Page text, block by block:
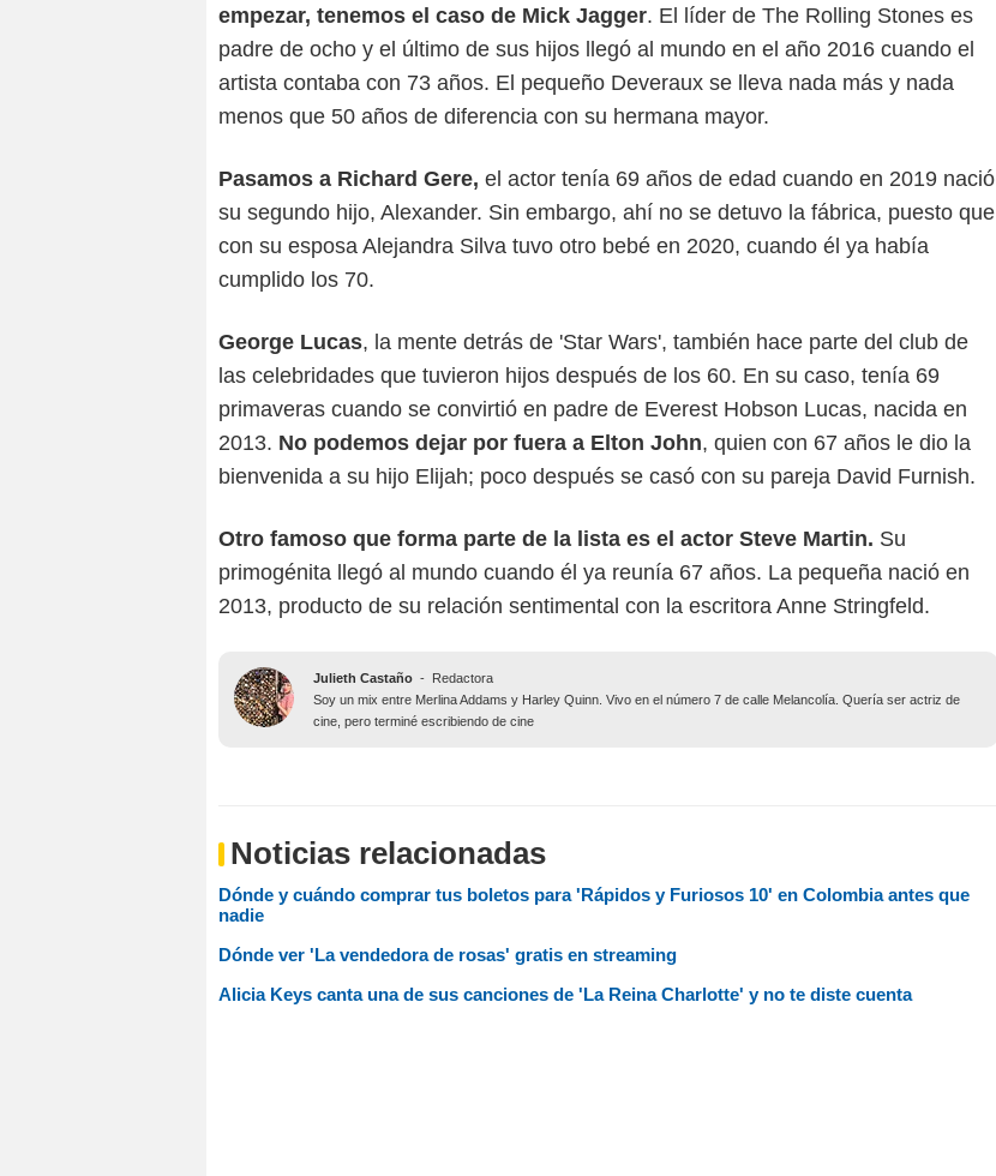
empezar, tenemos el caso de Mick Jagger. El líder de The Rolling Stones es
padre de ocho y el último de sus hijos llegó al mundo en el año 2016 cuando el
artista contaba con 73 años. El pequeño Deveraux se lleva nada más y nada
menos que 50 años de diferencia con su hermana mayor.
Pasamos a Richard Gere, el actor tenía 69 años de edad cuando en 2019 nació
su segundo hijo, Alexander. Sin embargo, ahí no se detuvo la fábrica, puesto que
con su esposa Alejandra Silva tuvo otro bebé en 2020, cuando él ya había
cumplido los 70.
George Lucas, la mente detrás de 'Star Wars', también hace parte del club de
las celebridades que tuvieron hijos después de los 60. En su caso, tenía 69
primaveras cuando se convirtió en padre de Everest Hobson Lucas, nacida en
2013. No podemos dejar por fuera a Elton John, quien con 67 años le dio la
bienvenida a su hijo Elijah; poco después se casó con su pareja David Furnish.
Otro famoso que forma parte de la lista es el actor Steve Martin. Su
primogénita llegó al mundo cuando él ya reunía 67 años. La pequeña nació en
2013, producto de su relación sentimental con la escritora Anne Stringfeld.
Julieth Castaño - Redactora
Soy un mix entre Merlina Addams y Harley Quinn. Vivo en el número 7 de calle Melancolía. Quería ser actriz de
cine, pero terminé escribiendo de cine
Noticias relacionadas
Dónde y cuándo comprar tus boletos para 'Rápidos y Furiosos 10' en Colombia antes que
nadie
Dónde ver 'La vendedora de rosas' gratis en streaming
Alicia Keys canta una de sus canciones de 'La Reina Charlotte' y no te diste cuenta